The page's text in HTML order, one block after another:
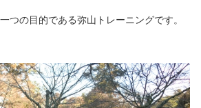
つの目的である弥山トレーニングです。